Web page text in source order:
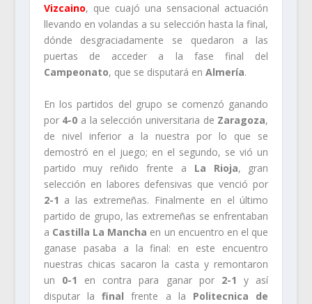
Vizcaino, que cuajó una sensacional actuación
llevando en volandas a su selección hasta la final,
dónde desgraciadamente se quedaron a las
puertas de acceder a la fase final del
Campeonato, que se disputará en Almería.
En los partidos del grupo se comenzó ganando
por4-0 a la selección universitaria de Zaragoza,
de nivel inferior a la nuestra por lo que se
demostró en el juego; en el segundo, se vió un
partido muy reñido frente a La Rioja, gran
selección en labores defensivas que venció por
2-1 a las extremeñas. Finalmente en el último
partido de grupo, las extremeñas se enfrentaban
a Castilla La Mancha en un encuentro en el que
ganase pasaba a la final: en este encuentro
nuestras chicas sacaron la casta y remontaron
un 0-1 en contra para ganar por 2-1y así
disputar lafinalfrente a la Politecnica de